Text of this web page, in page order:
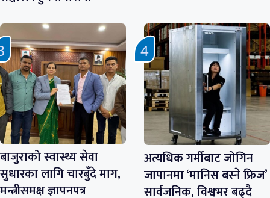
बाजुराको स्वास्थ्य सेवा
सुधारका लागि चारबुँदे माग,
मन्त्रीसमक्ष ज्ञापनपत्र
अत्यधिक गर्मीबाट जोगिन
जापानमा ‘मानिस बस्ने फ्रिज’
सार्वजनिक, विश्वभर बढ्दै